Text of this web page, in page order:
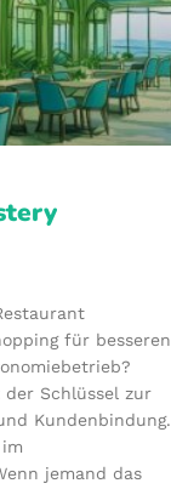
für besseren
der Schlüssel zur
Kundenbindung.
jemand das